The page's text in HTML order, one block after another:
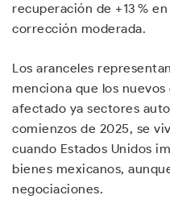
recuperación de +13 %
corrección moderada.
Los aranceles
menciona que los nuevos
afectado ya sectores
comienzos de 2025, se
cuando Estados Unidos
bienes mexicanos,
negociaciones.